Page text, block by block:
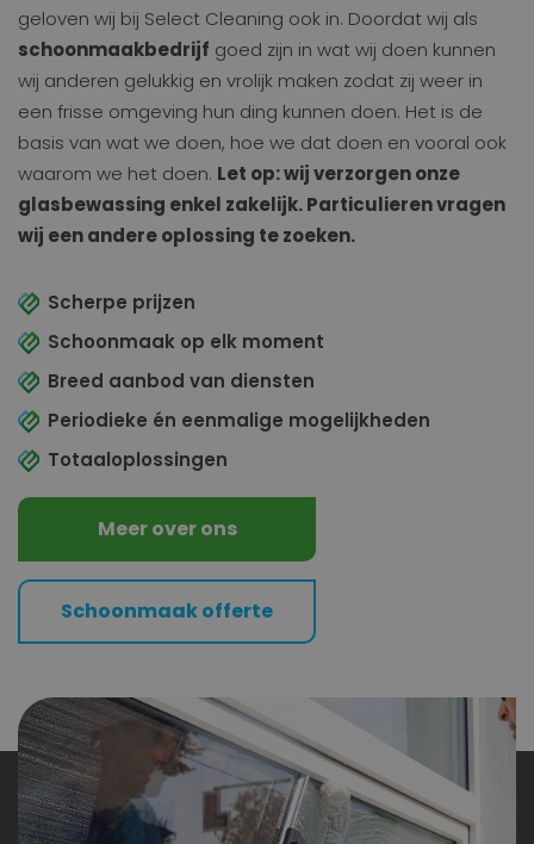
geloven wij bij Select Cleaning ook in. Doordat wij als
schoonmaakbedrijf goed zijn in wat wij doen kunnen
wij anderen gelukkig en vrolijk maken zodat zij weer in
een frisse omgeving hun ding kunnen doen. Het is de
basis van wat we doen, hoe we dat doen en vooral ook
waarom we het doen. Let op: wij verzorgen onze
glasbewassing enkel zakelijk. Particulieren vragen
wij een andere oplossing te zoeken.
Scherpe prijzen
Schoonmaak op elk moment
Breed aanbod van diensten
Periodieke én eenmalige mogelijkheden
Totaaloplossingen
Meer over ons
Schoonmaak offerte